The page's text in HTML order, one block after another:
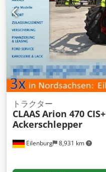
Eilenburg 8,931 km
トラクター
CLAASArion 470 CIS+
Ackerschlepper